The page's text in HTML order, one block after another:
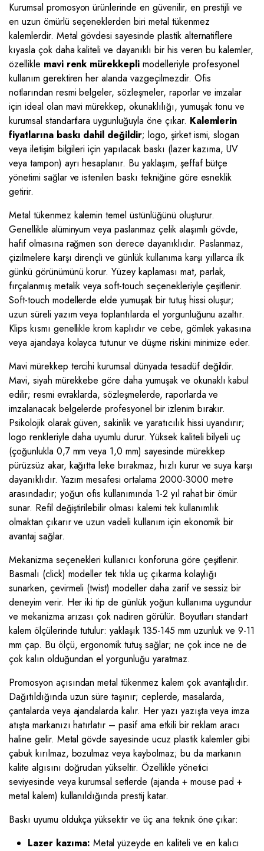
Kurumsal promosyon ürünlerinde en güvenilir, en prestijli ve
en uzun ömürlü seçeneklerden biri metal tükenmez
kalemlerdir. Metal gövdesi sayesinde plastik alternatiflere
kıyasla çok daha kaliteli ve dayanıklı bir his veren bu kalemler,
özellikle mavi renk mürekkepli modelleriyle profesyonel
kullanım gerektiren her alanda vazgeçilmezdir. Ofis
notlarından resmi belgeler, sözleşmeler, raporlar ve imzalar
için ideal olan mavi mürekkep, okunaklılığı, yumuşak tonu ve
kurumsal standartlara uygunluğuyla öne çıkar. Kalemlerin
fiyatlarına baskı dahil değildir; logo, şirket ismi, slogan
veya iletişim bilgileri için yapılacak baskı (lazer kazıma, UV
veya tampon) ayrı hesaplanır. Bu yaklaşım, şeffaf bütçe
yönetimi sağlar ve istenilen baskı tekniğine göre esneklik
getirir.
Metal tükenmez kalemin temel üstünlüğünü oluşturur.
Genellikle alüminyum veya paslanmaz çelik alaşımlı gövde,
hafif olmasına rağmen son derece dayanıklıdır. Paslanmaz,
çizilmelere karşı dirençli ve günlük kullanıma karşı yıllarca ilk
günkü görünümünü korur. Yüzey kaplaması mat, parlak,
fırçalanmış metalik veya soft-touch seçenekleriyle çeşitlenir.
Soft-touch modellerde elde yumuşak bir tutuş hissi oluşur;
uzun süreli yazım veya toplantılarda el yorgunluğunu azaltır.
Klips kısmı genellikle krom kaplıdır ve cebe, gömlek yakasına
veya ajandaya kolayca tutunur ve düşme riskini minimize eder.
Mavi mürekkep tercihi kurumsal dünyada tesadüf değildir.
Mavi, siyah mürekkebe göre daha yumuşak ve okunaklı kabul
edilir; resmi evraklarda, sözleşmelerde, raporlarda ve
imzalanacak belgelerde profesyonel bir izlenim bırakır.
Psikolojik olarak güven, sakinlik ve yaratıcılık hissi uyandırır;
logo renkleriyle daha uyumlu durur. Yüksek kaliteli bilyeli uç
(çoğunlukla 0,7 mm veya 1,0 mm) sayesinde mürekkep
pürüzsüz akar, kağıtta leke bırakmaz, hızlı kurur ve suya karşı
dayanıklıdır. Yazım mesafesi ortalama 2000-3000 metre
arasındadır; yoğun ofis kullanımında 1-2 yıl rahat bir ömür
sunar. Refil değiştirilebilir olması kalemi tek kullanımlık
olmaktan çıkarır ve uzun vadeli kullanım için ekonomik bir
avantaj sağlar.
Mekanizma seçenekleri kullanıcı konforuna göre çeşitlenir.
Basmalı (click) modeller tek tıkla uç çıkarma kolaylığı
sunarken, çevirmeli (twist) modeller daha zarif ve sessiz bir
deneyim verir. Her iki tip de günlük yoğun kullanıma uygundur
ve mekanizma arızası çok nadiren görülür. Boyutları standart
kalem ölçülerinde tutulur: yaklaşık 135-145 mm uzunluk ve 9-11
mm çap. Bu ölçü, ergonomik tutuş sağlar; ne çok ince ne de
çok kalın olduğundan el yorgunluğu yaratmaz.
Promosyon açısından metal tükenmez kalem çok avantajlıdır.
Dağıtıldığında uzun süre taşınır; ceplerde, masalarda,
çantalarda veya ajandalarda kalır. Her yazı yazışta veya imza
atışta markanızı hatırlatır – pasif ama etkili bir reklam aracı
haline gelir. Metal gövde sayesinde ucuz plastik kalemler gibi
çabuk kırılmaz, bozulmaz veya kaybolmaz; bu da markanın
kalite algısını doğrudan yükseltir. Özellikle yönetici
seviyesinde veya kurumsal setlerde (ajanda + mouse pad +
metal kalem) kullanıldığında prestij katar.
Baskı uyumu oldukça yüksektir ve üç ana teknik öne çıkar:
Lazer kazıma: Metal yüzeyde en kaliteli ve en kalıcı